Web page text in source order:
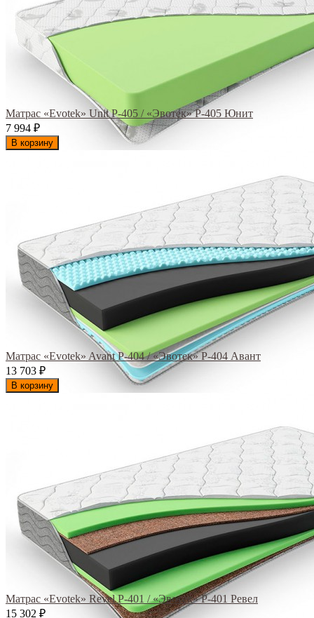
Матрас «Evotek» Unit Р-405 / «Эвотек» Р-405 Юнит
7 994 ₽
В корзину
Матрас «Evotek» Avant Р-404 / «Эвотек» Р-404 Авант
13 703 ₽
В корзину
Матрас «Evotek» Revel Р-401 / «Эвотек» Р-401 Ревел
15 302 ₽